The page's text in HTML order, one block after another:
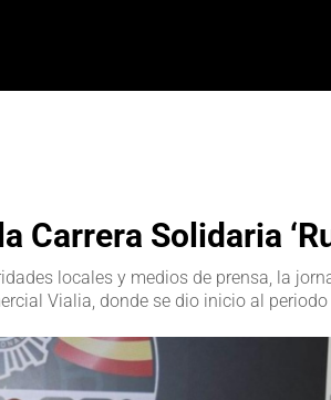
Carrera Solidaria
locales y medios de prensa, la
Vialia, donde se dio inicio al periodo